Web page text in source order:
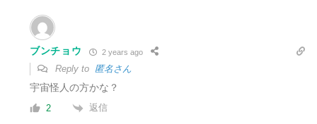
ブンチョウ 2 years ago
Reply to 匿名さん
宇宙怪人の方かな？
2 返信